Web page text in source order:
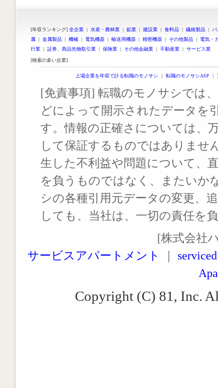
[年収ランキング] 全企業 | 水産・農林業 | 鉱業 | 建設業 | 食料品 | 繊維製品 |
属 | 金属製品 | 機械 | 電気機器 | 輸送用機器 | 精密機器 | その他製品 | 電気・
行業 | 証券、商品先物取引業 | 保険業 | その他金融業 | 不動産業 | サービス業
[検索の多い企業]
上場企業を年収で計る転職のモノサシ ｜ 転職のモノサシASP ｜
[免責事項] 転職のモノサシでは
どによって開示されたデータを
す。情報の正確さについては、
して保証するものではありませ
生した不利益や問題について、
を負うものではなく、またいか
シの各種引用元データの変更、
しても、当社は、一切の責任を
[株式会社
サービスアパートメント
Copyright (C) 81, Inc.